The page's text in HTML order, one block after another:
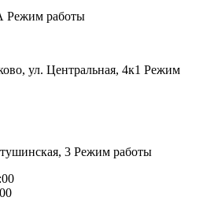
Режим работы
ул. Центральная, 4к1 Режим
3 Режим работы